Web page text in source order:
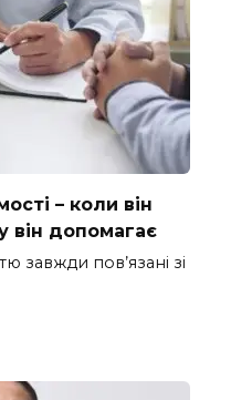
– коли він
він допомагає
завжди пов’язані зі